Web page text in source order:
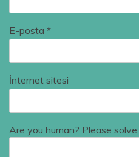
E-posta *
İnternet sitesi
Are you human? Please solve: